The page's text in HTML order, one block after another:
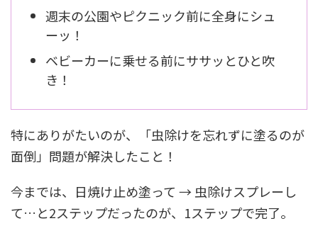
週末の公園やピクニック前に全身にシュ
ーッ！
ベビーカーに乗せる前にササッとひと吹
き！
特にありがたいのが、「虫除けを忘れずに塗るのが
面倒」問題が解決したこと！
今までは、日焼け止め塗って → 虫除けスプレーし
て…と2ステップだったのが、1ステップで完了。